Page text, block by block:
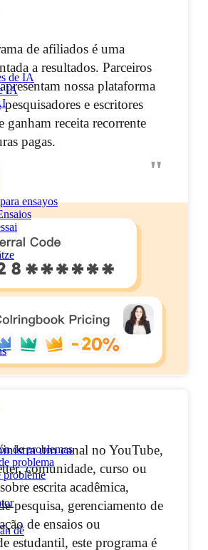
de IA
IA
ensayos
de problemas
problema
problème
đề
de afiliados é uma
a resultados. Parceiros
nossa plataforma
pesquisadores e escritores
ganham receita recorrente
pagas.
"
um canal no YouTube,
comunidade, curso ou
escrita acadêmica,
pesquisa, gerenciamento de
de ensaios ou
estudantil, este programa é